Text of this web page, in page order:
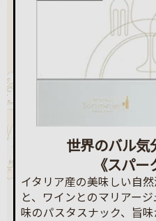
世界のバル気
《スパー
イタリア産の美味しい自
と、ワインとのマリアー
味のパスタスナック、旨